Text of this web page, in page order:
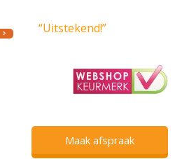
“Uitstekend!”
Maak afspraak